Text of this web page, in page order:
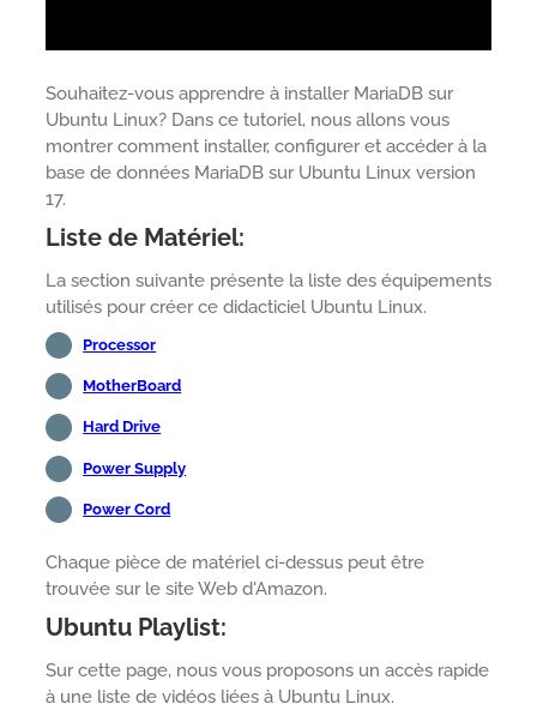
Souhaitez-vous apprendre à installer MariaDB sur
Ubuntu Linux? Dans ce tutoriel, nous allons vous
montrer comment installer, configurer et accéder à la
base de données MariaDB sur Ubuntu Linux version
17.
Liste de Matériel:
La section suivante présente la liste des équipements
utilisés pour créer ce didacticiel Ubuntu Linux.
Processor
MotherBoard
Hard Drive
Power Supply
Power Cord
Chaque pièce de matériel ci-dessus peut être
trouvée sur le site Web d'Amazon.
Ubuntu Playlist:
Sur cette page, nous vous proposons un accès rapide
à une liste de vidéos liées à Ubuntu Linux.